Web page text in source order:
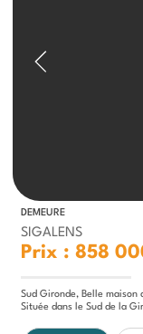
DEMEURE
SIGALENS
Prix : 858
Située dans le Sud de la Gironde, à